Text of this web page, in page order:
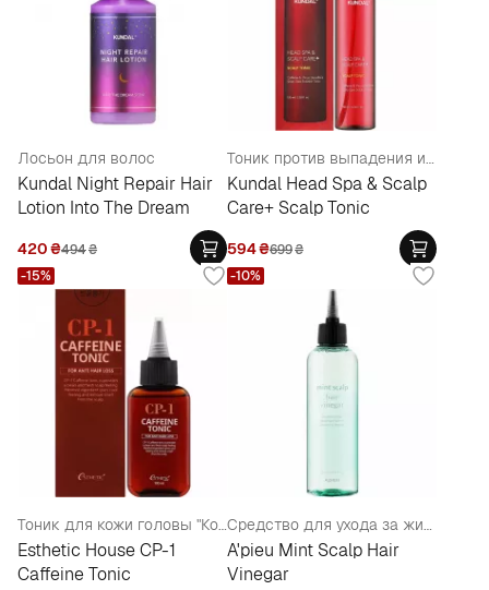
Лосьон для волос
Kundal Night Repair Hair
Lotion Into The Dream
420₴494₴
Тоник против выпадения и для роста волос
Kundal Head Spa & Scalp
Care+ Scalp Tonic
594₴699₴
Тоник для кожи головы "Кофеиновый"
Esthetic House CP-1
Caffeine Tonic
-15%
Средство для ухода за жирной кожей головы
A'pieu Mint Scalp Hair
Vinegar
-10%